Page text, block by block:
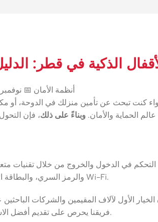
الذكية في قطر:
أنظمة الأمان 📅 نوفمبر 2024
كنت تبحث عن تأمين منزلك في الدوحة، أو
الحماية والأمان. وبناءً على ذلك
التحكم في الدخول والخروج من خلال تقنيات
والرمز السري، والبطاقة الإلكترونية، أو تطبيق الهاتف الذكي عبر البلوتوث أو شبكة Wi-Fi.
الخيار الأول لآلاف المقيمين والشركات
فريقنا يحرص على تقديم أفضل الاستشارات الفنية لضمان اختيار النظام الأنسب لكل عميل.